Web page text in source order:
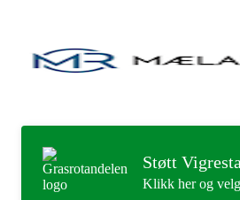
Støtt
Klikk her og